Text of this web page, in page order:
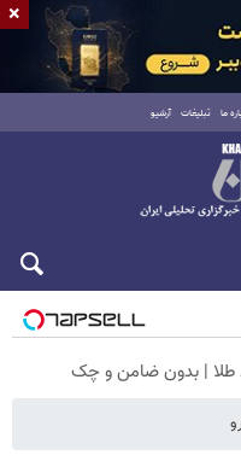
ما تبلیغات آرشیو
×